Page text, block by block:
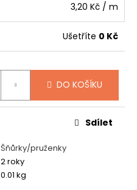
3,20 Kč / m
Ušetříte 0 Kč
DO KOŠÍKU
Šňůrky/pruženky
2 roky
0.01 kg
Sdílet